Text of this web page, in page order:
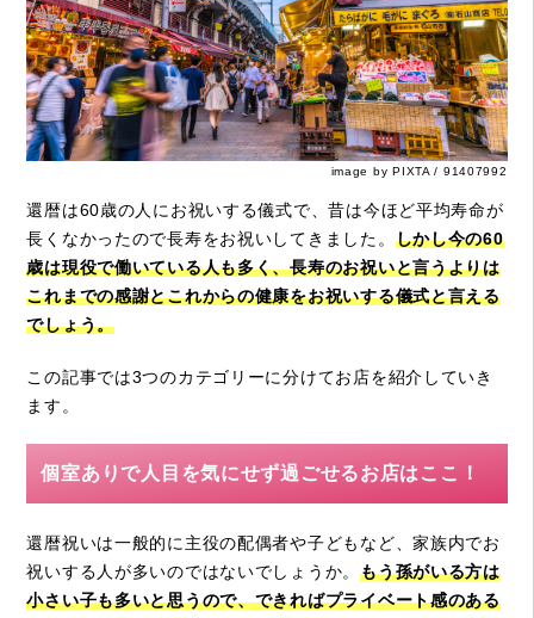
image by PIXTA / 91407992
還暦は60歳の人にお祝いする儀式で、昔は今ほど平均寿命が
長くなかったので長寿をお祝いしてきました。 しかし今の60
歳は現役で働いている人も多く、長寿のお祝いと言うよりは
これまでの感謝とこれからの健康をお祝いする儀式と言える
でしょう。
この記事では3つのカテゴリーに分けてお店を紹介していき
ます。
個室ありで人目を気にせず過ごせるお店はここ！
還暦祝いは一般的に主役の配偶者や子どもなど、家族内でお
祝いする人が多いのではないでしょうか。もう孫がいる方は
小さい子も多いと思うので、できればプライベート感のある